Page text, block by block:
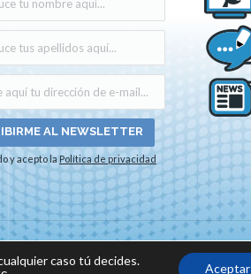
y acepto la Política de privacidad
caso tú decides.
Aceptar